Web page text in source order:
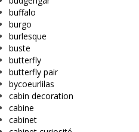
buffalo
burgo
burlesque
buste
butterfly
butterfly pair
bycoeurlilas
cabin decoration
cabine
cabinet